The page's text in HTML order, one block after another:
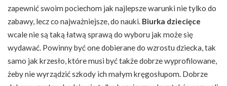
zapewnić swoim pociechom jak najlepsze warunki nie tylko do
zabawy, lecz co najważniejsze, do nauki. Biurka dziecięce
wcale nie są taką łatwą sprawą do wyboru jak może się
wydawać. Powinny być one dobierane do wzrostu dziecka, tak
samo jak krzesło, które musi być także dobrze wyprofilowane,
żeby nie wyrządzić szkody ich małym kręgosłupom. Dobrze